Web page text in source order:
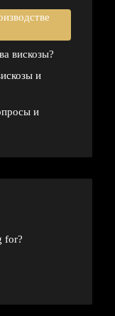
вискозы?
и
и
for?